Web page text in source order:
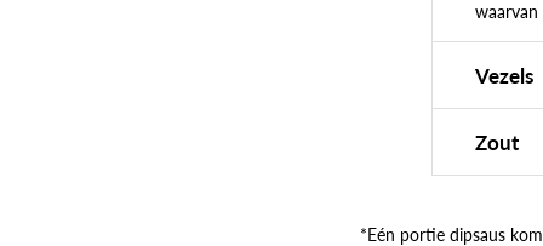
waarvan
Vezels
Zout
*Eén portie dipsaus